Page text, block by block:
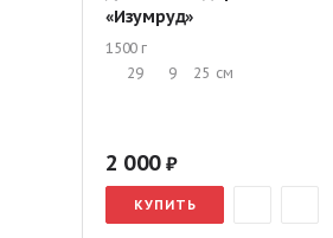
«Изумруд»
1500 г
29
9 25 см
2 000
КУПИТЬ